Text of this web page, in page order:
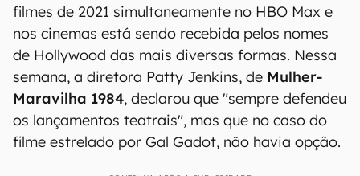
filmes de 2021 simultaneamente no HBO Max e
nos cinemas está sendo recebida pelos nomes
de Hollywood das mais diversas formas. Nessa
semana, a diretora Patty Jenkins, de Mulher-
Maravilha 1984, declarou que "sempre defendeu
os lançamentos teatrais", mas que no caso do
filme estrelado por Gal Gadot, não havia opção.